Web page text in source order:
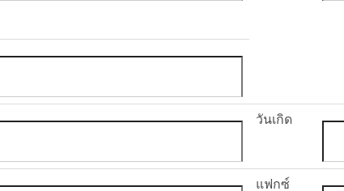
วันเกิด
แฟกซ์